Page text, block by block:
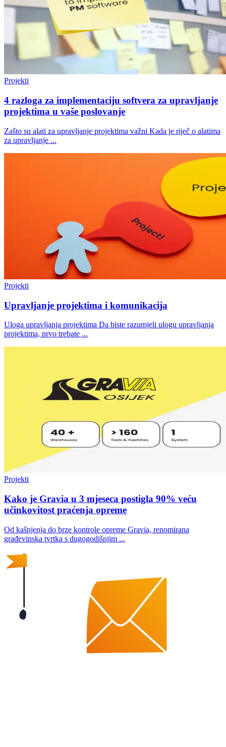
Projekti
4 razloga za implementaciju softvera za upravljanje
projektima u vaše poslovanje
Zašto su alati za upravljanje projektima važni Kada je riječ o alatima
za upravljanje ...
Projekti
Upravljanje projektima i komunikacija
Uloga upravljanja projektima Da biste razumjeli ulogu upravljanja
projektima, prvo trebate ...
Projekti
Kako je Gravia u 3 mjeseca postigla 90% veću
učinkovitost praćenja opreme
Od kašnjenja do brze kontrole opreme Gravia, renomirana
građevinska tvrtka s dugogodišnjim ...